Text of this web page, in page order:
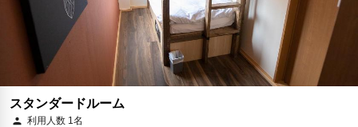
スタンダードルーム
利用人数 1名